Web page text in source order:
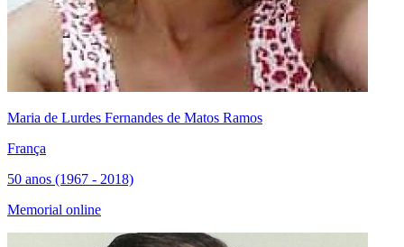
Maria de Lurdes Fernandes de Matos Ramos
França
50 anos (1967 - 2018)
Memorial online